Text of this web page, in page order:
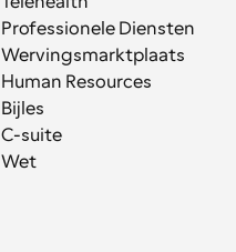
Professionele Diensten
Wervingsmarktplaats
Human Resources
Bijles
C-suite
Wet